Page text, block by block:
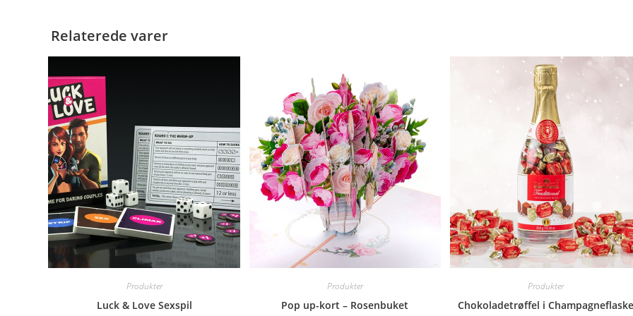
Relaterede varer
Produkter
Luck & Love Sexspil
Produkter
Pop up-kort – Rosenbuket
Produkter
Chokoladetrøffel i